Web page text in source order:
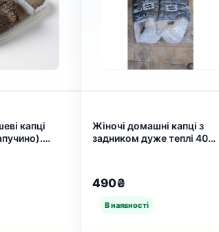
капці
Жіночі домашні капці з
задником дуже теплі 40
490₴